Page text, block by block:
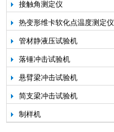
接触角测定仪
热变形维卡软化点温度测定仪
管材静液压试验机
落锤冲击试验机
悬臂梁冲击试验机
简支梁冲击试验机
制样机